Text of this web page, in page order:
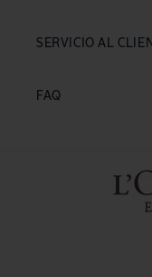
SERVICIO AL
FAQ